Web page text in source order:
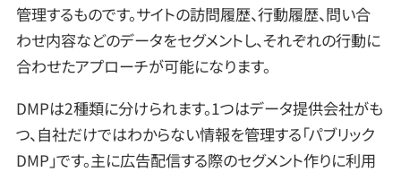
管理するものです。サイトの訪問履歴、行動履歴、問い合
わせ内容などのデータをセグメントし、それぞれの行動に
合わせたアプローチが可能になります。
DMPは2種類に分けられます。1つはデータ提供会社がも
つ、自社だけではわからない情報を管理する「パブリック
DMP」です。主に広告配信する際のセグメント作りに利用